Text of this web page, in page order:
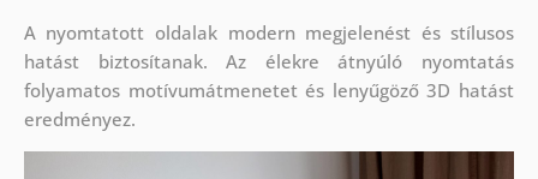
A nyomtatott oldalak modern megjelenést és stílusos
hatást biztosítanak. Az élekre átnyúló nyomtatás
folyamatos motívumátmenetet és lenyűgöző 3D hatást
eredményez.